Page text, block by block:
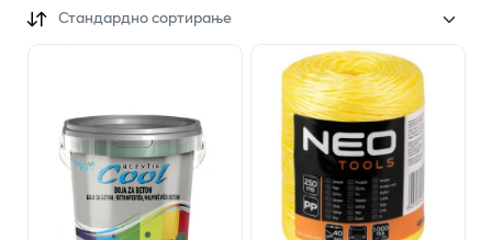
Стандардно сортирање